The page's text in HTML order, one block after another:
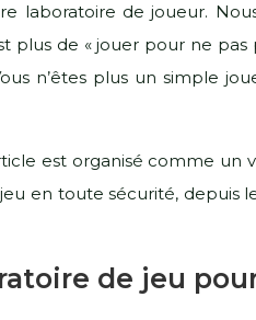
laboratoire de joueur.
plus de « jouer pour ne
n’êtes plus un simple
est organisé comme
toute sécurité, depuis
de jeu